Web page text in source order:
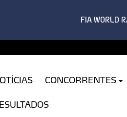
CONCORRENTES